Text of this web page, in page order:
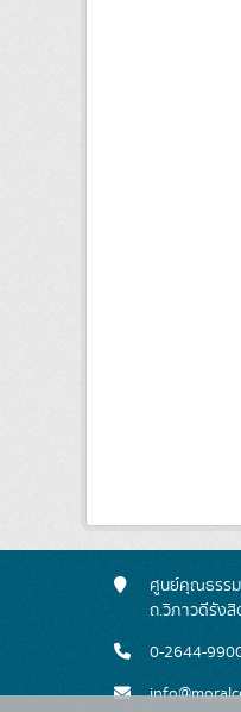
ศูนย์คุณธรรม
ถ.วิภาวดีรังสิ
0-2644-